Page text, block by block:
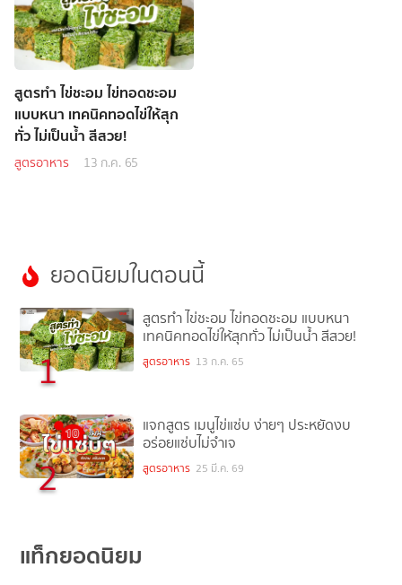
สูตรทำ ไข่ชะอม ไข่ทอดชะอม
แบบหนา เทคนิคทอดไข่ให้สุก
ทั่ว ไม่เป็นน้ำ สีสวย!
สูตรอาหาร 13 ก.ค. 65
ยอดนิยมในตอนนี้
1
สูตรทำ ไข่ชะอม ไข่ทอดชะอม แบบหนา
เทคนิคทอดไข่ให้สุกทั่ว ไม่เป็นน้ำ สีสวย!
สูตรอาหาร 13 ก.ค. 65
2
แจกสูตร เมนูไข่แซ่บ ง่ายๆ ประหยัดงบ
อร่อยแซ่บไม่จำเจ
สูตรอาหาร 25 มี.ค. 69
แท็กยอดนิยม